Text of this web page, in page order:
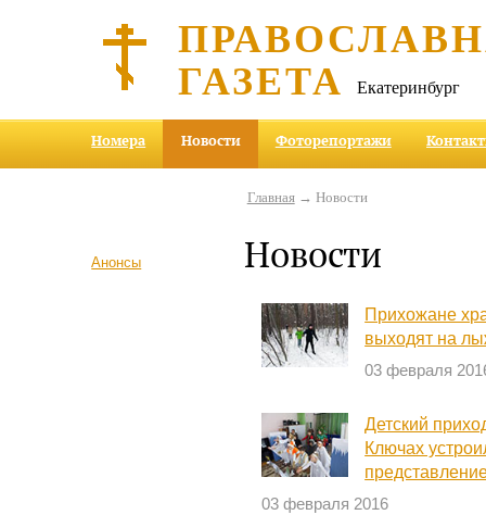
ГАЗЕТА Екатеринбург
Номера Новости Фоторепортажи
Анонсы
Главная→ Новости
Новости
Прихожане
выходят на
03 февраля
Детский
Ключах
03 февраля 2016